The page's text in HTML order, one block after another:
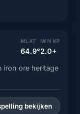
MLAT
64.9°
MIN KP
2.0+
iron ore heritage
bekijken